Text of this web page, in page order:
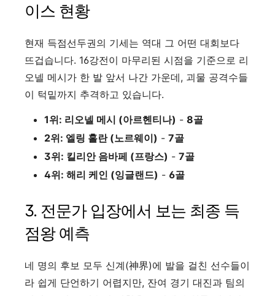
이스 현황
현재 득점선두권의 기세는 역대 그 어떤 대회보다
뜨겁습니다. 16강전이 마무리된 시점을 기준으로 리
오넬 메시가 한 발 앞서 나간 가운데, 괴물 공격수들
이 턱밑까지 추격하고 있습니다.
1위: 리오넬 메시 (아르헨티나) - 8골
2위: 엘링 홀란 (노르웨이) - 7골
3위: 킬리안 음바페 (프랑스) - 7골
4위: 해리 케인 (잉글랜드) - 6골
3. 전문가 입장에서 보는 최종 득
점왕 예측
네 명의 후보 모두 신계(神界)에 발을 걸친 선수들이
라 쉽게 단언하기 어렵지만, 잔여 경기 대진과 팀의